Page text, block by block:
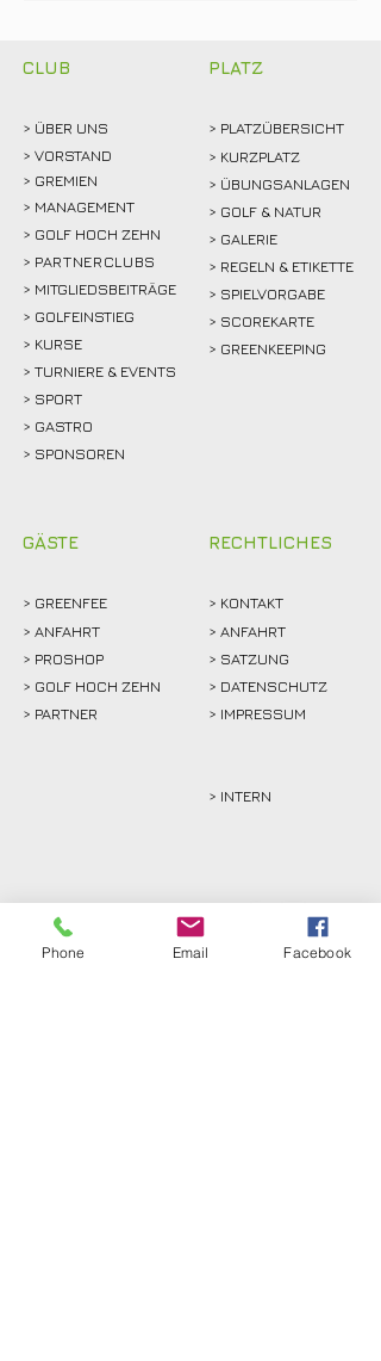
CLUB
> ÜBER UNS
> VORSTAND
> GREMIEN
> MANAGEMENT
> GOLF HOCH ZEHN
> PARTNERCLUBS
> MITGLIEDSBEITRÄGE
> GOLFEINSTIEG
> KURSE
> TURNIERE & EVENTS
> SPORT
> GASTRO
> SPONSOREN
GÄSTE
> GREENFEE
> ANFAHRT
> PROSHOP
> GOLF HOCH ZEHN
> PARTNER
PLATZ
> PLATZÜBERSICHT
> KURZPLATZ
> ÜBUNGSANLAGEN
> GOLF & NATUR
> GALERIE
> REGELN & ETIKETTE
> SPIELVORGABE
> SCOREKARTE
> GREENKEEPING
RECHTLICHES
> KONTAKT
> ANFAHRT
> SATZUNG
> DATENSCHUTZ
> IMPRESSUM
> INTERN
Phone Email Facebook